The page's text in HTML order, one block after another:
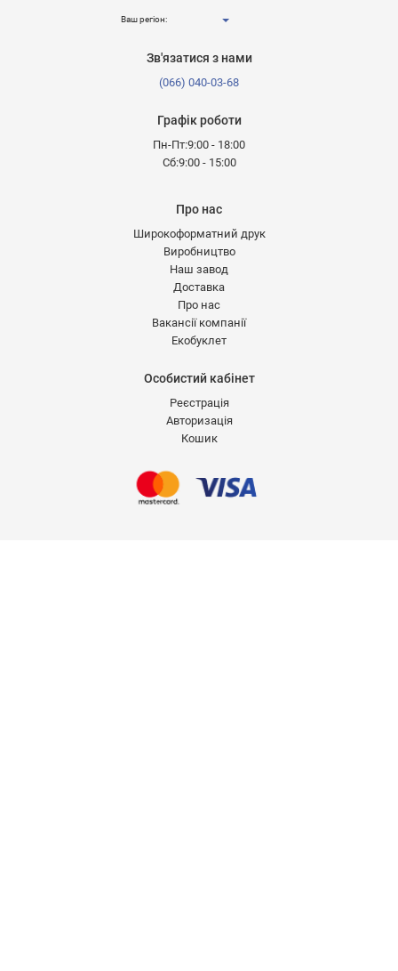
Ваш регіон:
Зв'язатися з нами
(066) 040-03-68
Графік роботи
Пн-Пт:9:00 - 18:00
Сб:9:00 - 15:00
Про нас
Широкоформатний друк
Виробництво
Наш завод
Доставка
Про нас
Вакансії компанії
Екобуклет
Особистий кабінет
Реєстрація
Авторизація
Кошик